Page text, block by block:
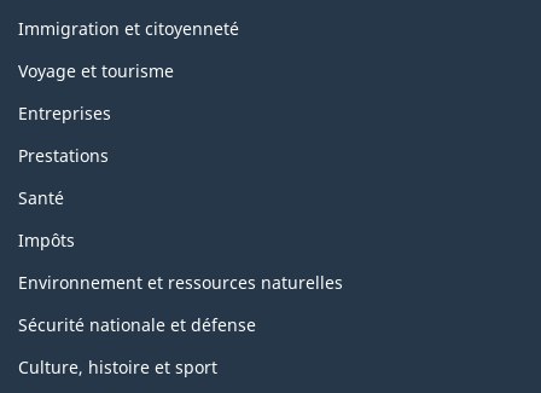
topics
Immigration et citoyenneté
Voyage et tourisme
Entreprises
Prestations
Santé
Impôts
Environnement et ressources naturelles
Sécurité nationale et défense
Culture, histoire et sport